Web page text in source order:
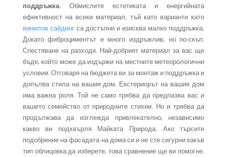
поддръжка. Обмислете естетиката и енергийната
ефективност на всеки материал, тъй като варианти като
винилов сайдингса достъпни и изисква малко поддръжка.
Докато фиброциментът е много издръжлив, но по-скъп.
Спестяване на разходи. Най-добрият материал за вас ще
бъде, който може да издържи на местните метеорологични
условия. Отговаря на бюджета ви за монтаж и поддръжка и
допълва стила на вашия дом. Екстериорът на вашия дом
има важна роля. Той не само трябва да предпазва вас и
вашето семейство от природните стихии. Но и трябва да
продължава да изглежда привлекателно, независимо
какво ви подхвърля Майката Природа. Ако търсите
подобрение на фасадата на дома си и не сте сигурни какъв
тип облицовка да изберете, това сравнение ще ви помогне.